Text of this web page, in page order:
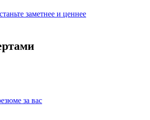
заметнее и ценнее
за вас